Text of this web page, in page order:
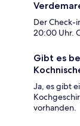
Der Check-
20:00 Uhr.
Gibt es
Ja, es gibt
vorhanden.